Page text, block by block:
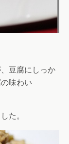
豆腐にしっか
味わい
た。